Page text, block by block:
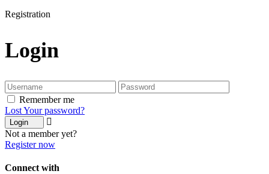
Registration
Login
Remember me
Lost Your password?
Login
Not a member yet?
Register now
Connect with